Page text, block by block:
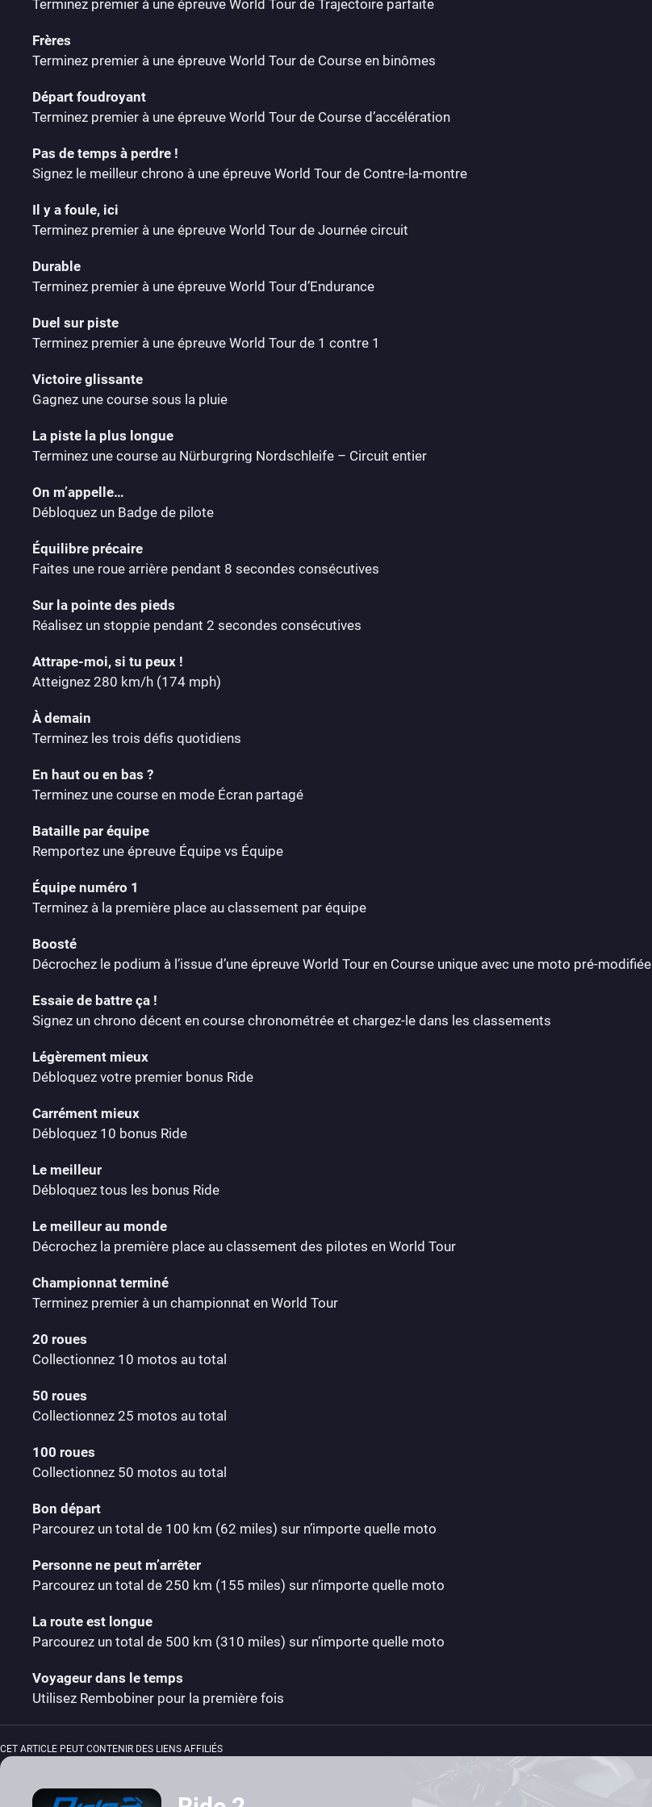
Terminez premier à une épreuve World Tour de Trajectoire parfaite
Frères
Terminez premier à une épreuve World Tour de Course en binômes
Départ foudroyant
Terminez premier à une épreuve World Tour de Course d’accélération
Pas de temps à perdre !
Signez le meilleur chrono à une épreuve World Tour de Contre-la-montre
Il y a foule, ici
Terminez premier à une épreuve World Tour de Journée circuit
Durable
Terminez premier à une épreuve World Tour d’Endurance
Duel sur piste
Terminez premier à une épreuve World Tour de 1 contre 1
Victoire glissante
Gagnez une course sous la pluie
La piste la plus longue
Terminez une course au Nürburgring Nordschleife – Circuit entier
On m’appelle…
Débloquez un Badge de pilote
Équilibre précaire
Faites une roue arrière pendant 8 secondes consécutives
Sur la pointe des pieds
Réalisez un stoppie pendant 2 secondes consécutives
Attrape-moi, si tu peux !
Atteignez 280 km/h (174 mph)
À demain
Terminez les trois défis quotidiens
En haut ou en bas ?
Terminez une course en mode Écran partagé
Bataille par équipe
Remportez une épreuve Équipe vs Équipe
Équipe numéro 1
Terminez à la première place au classement par équipe
Boosté
Décrochez le podium à l’issue d’une épreuve World Tour en Course unique avec une moto pré-modifiée
Essaie de battre ça !
Signez un chrono décent en course chronométrée et chargez-le dans les classements
Légèrement mieux
Débloquez votre premier bonus Ride
Carrément mieux
Débloquez 10 bonus Ride
Le meilleur
Débloquez tous les bonus Ride
Le meilleur au monde
Décrochez la première place au classement des pilotes en World Tour
Championnat terminé
Terminez premier à un championnat en World Tour
20 roues
Collectionnez 10 motos au total
50 roues
Collectionnez 25 motos au total
100 roues
Collectionnez 50 motos au total
Bon départ
Parcourez un total de 100 km (62 miles) sur n’importe quelle moto
Personne ne peut m’arrêter
Parcourez un total de 250 km (155 miles) sur n’importe quelle moto
La route est longue
Parcourez un total de 500 km (310 miles) sur n’importe quelle moto
Voyageur dans le temps
Utilisez Rembobiner pour la première fois
CET ARTICLE PEUT CONTENIR DES LIENS AFFILIÉS